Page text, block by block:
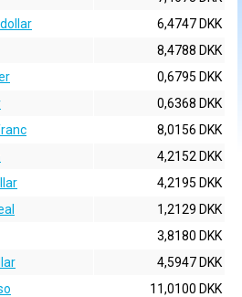
6,4747 DKK
8,4788 DKK
0,6795 DKK
0,6368 DKK
8,0156 DKK
4,2152 DKK
4,2195 DKK
1,2129 DKK
3,8180 DKK
4,5947 DKK
11,0100 DKK